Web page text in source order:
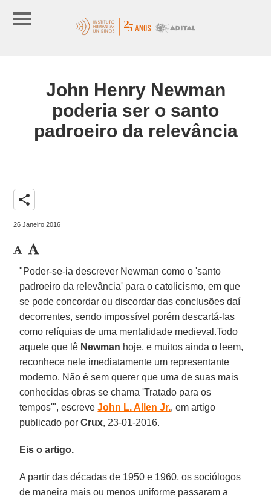
John Henry Newman
poderia ser o santo
padroeiro da relevância
share
26 Janeiro 2016
"Poder-se-ia descrever Newman como o 'santo
padroeiro da relevância' para o catolicismo, em que
se pode concordar ou discordar das conclusões daí
decorrentes, sendo impossível porém descartá-las
como relíquias de uma mentalidade medieval.Todo
aquele que lê Newman hoje, e muitos ainda o leem,
reconhece nele imediatamente um representante
moderno. Não é sem querer que uma de suas mais
conhecidas obras se chama 'Tratado para os
tempos'", escreveJohn L. Allen Jr., em artigo
publicado porCrux, 23-01-2016.
Eis o artigo.
A partir das décadas de 1950 e 1960, os sociólogos
de maneira mais ou menos uniforme passaram a